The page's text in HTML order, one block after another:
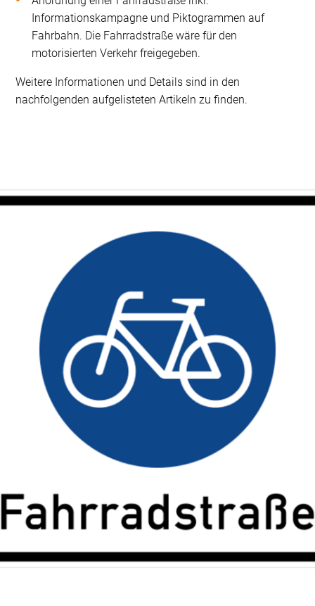
Informationskampagne und Piktogrammen auf
Fahrbahn. Die Fahrradstraße wäre für den
motorisierten Verkehr freigegeben.
Weitere Informationen und Details sind in den
nachfolgenden aufgelisteten Artikeln zu finden.